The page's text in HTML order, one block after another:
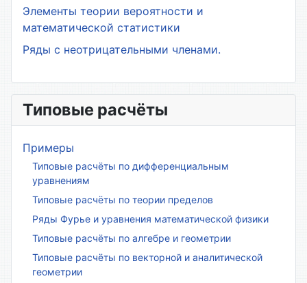
Элементы теории вероятности и
математической статистики
Ряды с неотрицательными членами.
Типовые расчёты
Примеры
Типовые расчёты по дифференциальным
уравнениям
Типовые расчёты по теории пределов
Ряды Фурье и уравнения математической физики
Типовые расчёты по алгебре и геометрии
Типовые расчёты по векторной и аналитической
геометрии